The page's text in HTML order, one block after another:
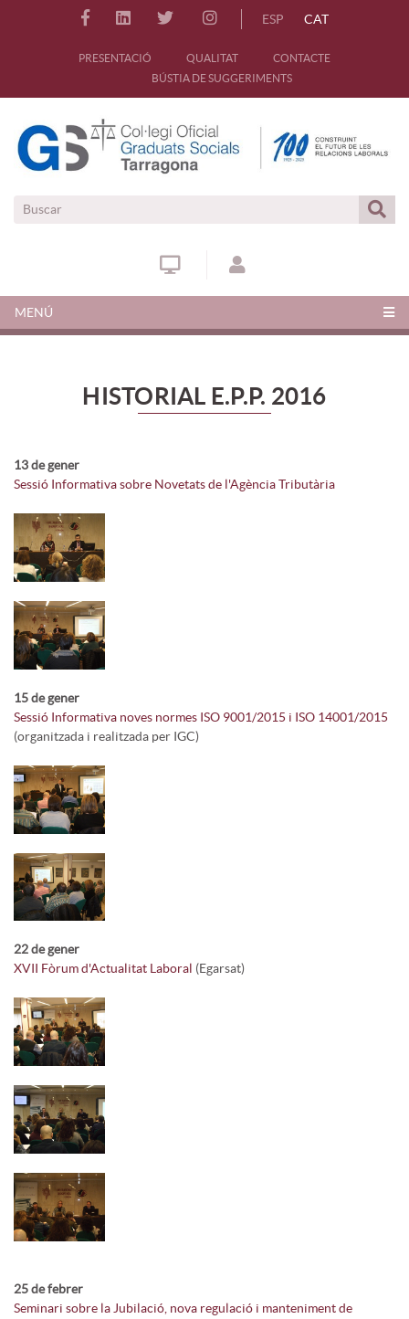
ESP CAT
PRESENTACIÓ QUALITAT
CONTACTE
BÚSTIA DE SUGGERIMENTS
MENÚ
HISTORIAL E.P.P. 2016
13 de gener
Sessió Informativa sobre Novetats de l'Agència Tributària
15 de gener
Sessió Informativa noves normes ISO 9001/2015 i ISO 14001/2015
(organitzada i realitzada per IGC)
22 de gener
XVII Fòrum d'Actualitat Laboral (Egarsat)
25 de febrer
Seminari sobre la Jubilació, nova regulació i manteniment de